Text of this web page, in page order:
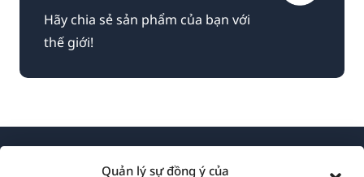
Quản lý sự đồng ý của
Hãy chia sẻ sản phẩm của bạn với
thế giới!